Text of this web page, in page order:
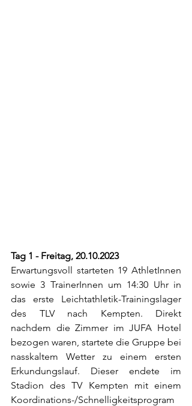
Tag 1 - Freitag, 20.10.2023
Erwartungsvoll starteten 19 AthletInnen
sowie 3 TrainerInnen um 14:30 Uhr in
das erste Leichtathletik-Trainingslager
des TLV nach Kempten. Direkt
nachdem die Zimmer im JUFA Hotel
bezogen waren, startete die Gruppe bei
nasskaltem Wetter zu einem ersten
Erkundungslauf. Dieser endete im
Stadion des TV Kempten mit einem
Koordinations-/Schnelligkeitsprogram